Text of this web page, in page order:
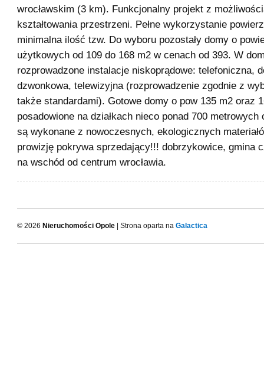
wrocławskim (3 km). Funkcjonalny projekt z
kształtowania przestrzeni. Pełne wykorzystanie
minimalna ilość tzw. Do wyboru pozostały domy o
użytkowych od 109 do 168 m2 w cenach od 393. W
rozprowadzone instalacje niskoprądowe: telefoniczna,
dzwonkowa, telewizyjna (rozprowadzenie zgodnie z
także standardami). Gotowe domy o pow 135 m2 oraz
posadowione na działkach nieco ponad 700
są wykonane z nowoczesnych, ekologicznych
prowizję pokrywa sprzedający!!! dobrzykowice, gmina
na wschód od centrum wrocławia.
© 2026 Nieruchomości Opole | Strona oparta na Galactica